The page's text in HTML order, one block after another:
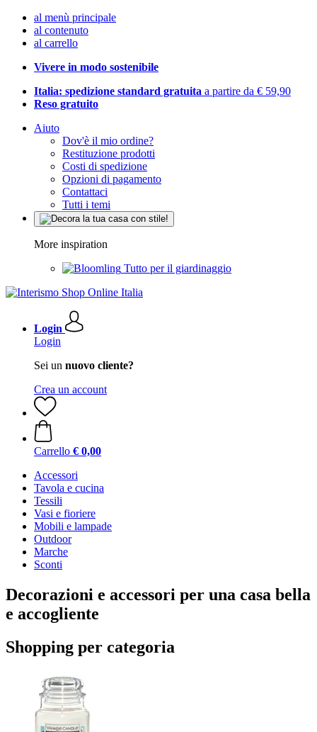
al menù principale
al contenuto
al carrello
Vivere in modo sostenibile
Italia: spedizione standard gratuita a partire da € 59,90
Reso gratuito
Aiuto
Dov'è il mio ordine?
Restituzione prodotti
Costi di spedizione
Opzioni di pagamento
Contattaci
Tutti i temi
More inspiration
Tutto per il giardinaggio
Login
Login
Sei un nuovo cliente?
Crea un account
Carrello € 0,00
Accessori
Tavola e cucina
Tessili
Vasi e fioriere
Mobili e lampade
Outdoor
Marche
Sconti
Decorazioni e accessori per una casa bella
e accogliente
Shopping per categoria